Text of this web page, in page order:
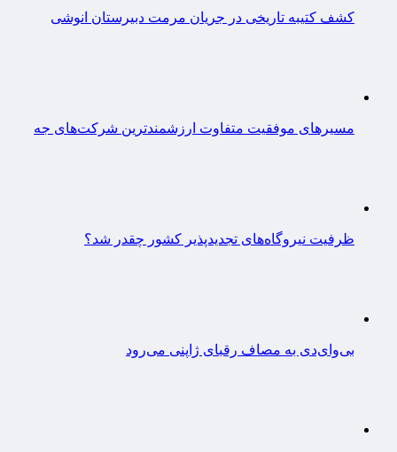
کشف کتیبه تاریخی در جریان مرمت دبیرستان انوشی
مسیرهای موفقیت متفاوت ارزشمندترین شرکت‌های جه
ظرفیت نیروگاه‌های تجدیدپذیر کشور چقدر شد؟
بی‌وای‌دی به مصاف رقبای ژاپنی می‌رود